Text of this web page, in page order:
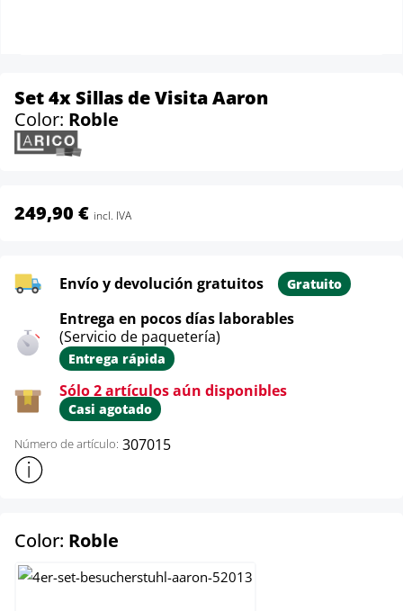
Set 4x Sillas de Visita Aaron
Color: Roble
249,90 € incl. IVA
Envío y devolución gratuitos Gratuito
Entrega en pocos días laborables
(Servicio de paquetería)
Entrega rápida
Sólo 2 artículos aún disponibles
Casi agotado
Número de artículo: 307015
Mostrar más información sobre el producto
Color: Roble